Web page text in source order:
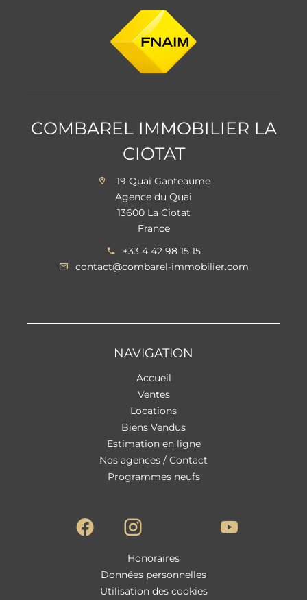
COMBAREL IMMOBILIER LA
CIOTAT
19 Quai Ganteaume
Agence du Quai
13600 La Ciotat
France
+33 4 42 98 15 15
contact@combarel-immobilier.com
NAVIGATION
Accueil
Ventes
Locations
Biens Vendus
Estimation en ligne
Nos agences / Contact
Programmes neufs
Honoraires
Données personnelles
Utilisation des cookies